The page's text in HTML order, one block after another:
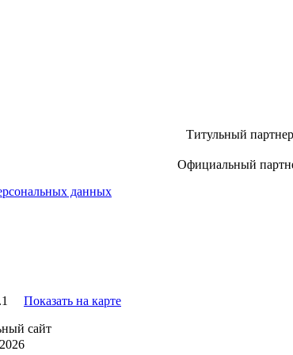
Титульный партнер
Официальный
данных
Показать на карте
сайт